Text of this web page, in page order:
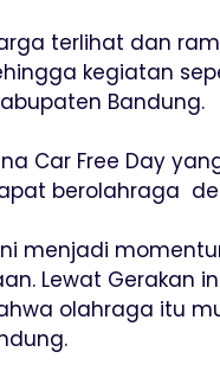
terlihat dan
kegiatan
Bandung.
Car Free Day
berolahraga
ini menjadi
Lewat Gerakan
olahraga itu